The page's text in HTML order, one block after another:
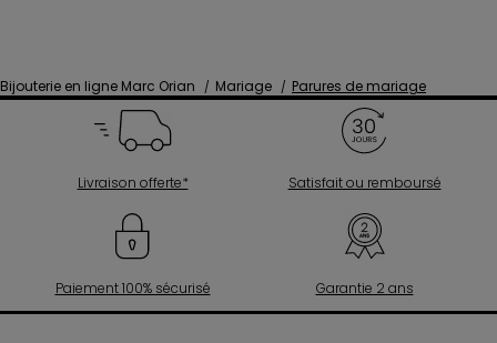
Bijouterie en ligne Marc Orian Mariage Parures de mariage
Livraison offerte* Satisfait ou remboursé
Paiement 100% sécurisé Garantie 2 ans